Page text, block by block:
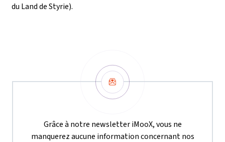
du Land de Styrie).
Newsletter
Grâce à notre newsletter iMooX, vous ne
manquerez aucune information concernant nos